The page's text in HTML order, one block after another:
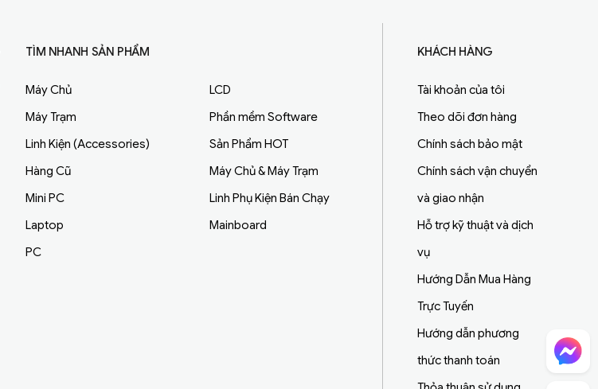
TÌM NHANH SẢN PHẨM
Máy Chủ
Máy Trạm
Linh Kiện (Accessories)
Hàng Cũ
Mini PC
Laptop
PC
LCD
Phần mềm Software
Sản Phẩm HOT
Máy Chủ & Máy Trạm
Linh Phụ Kiện Bán Chạy
Mainboard
KHÁCH HÀNG
Tài khoản của tôi
Theo dõi đơn hàng
Chính sách bảo mật
Chính sách vận chuyển
và giao nhận
Hỗ trợ kỹ thuật và dịch
vụ
Hướng Dẫn Mua Hàng
Trực Tuyến
Hướng dẫn phương
thức thanh toánChat Facebook